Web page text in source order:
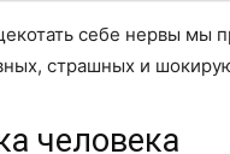
себе нервы мы
страшных и
человека